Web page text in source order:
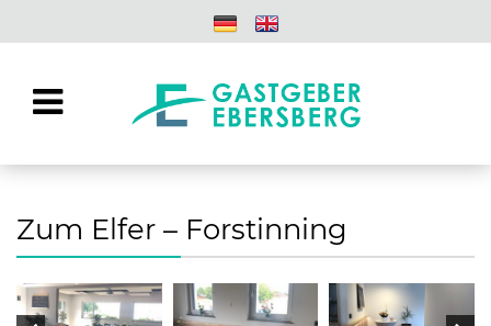
Zum Elfer – Forstinning